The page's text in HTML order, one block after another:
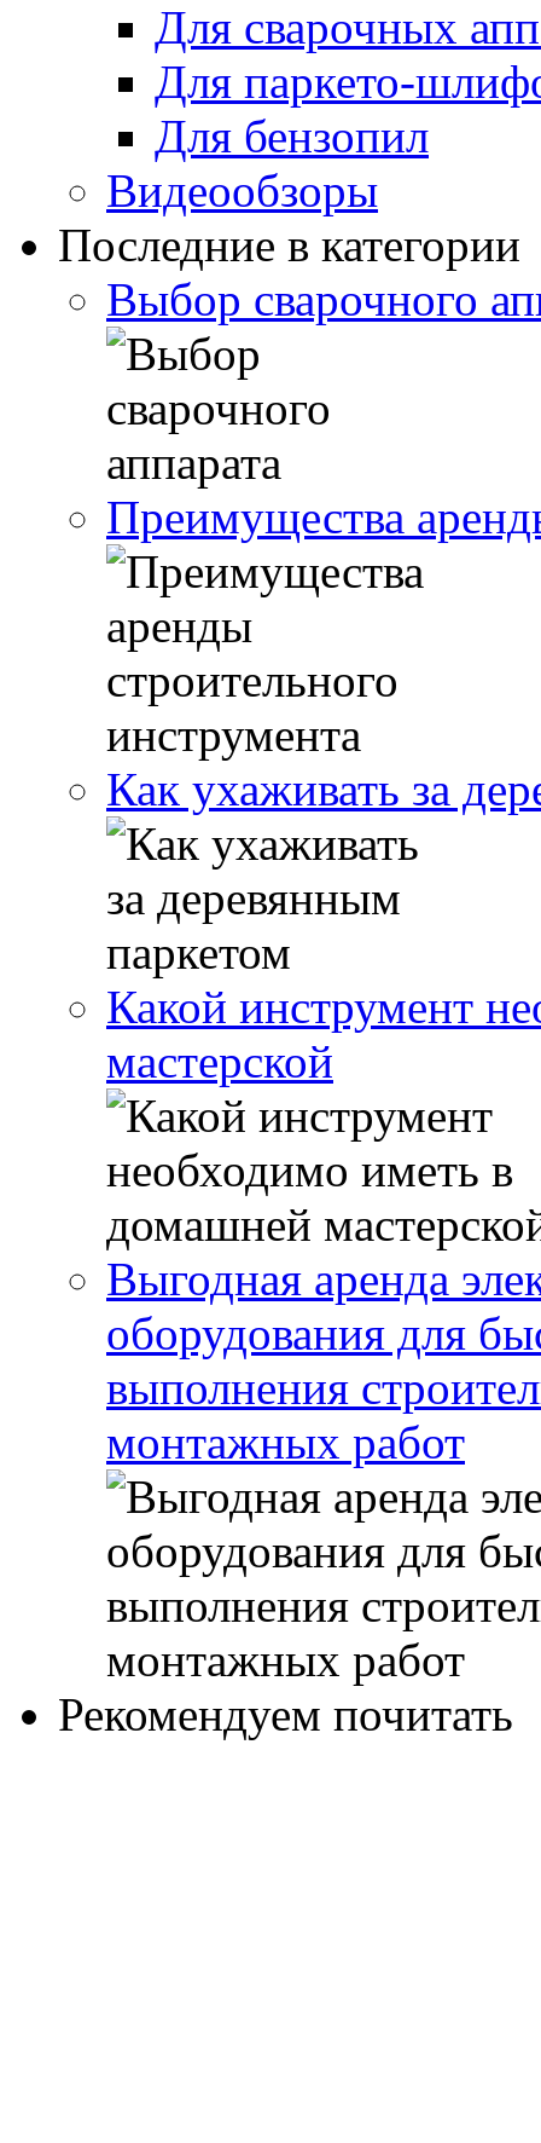
Для сварочных
Для паркето-
Для бензопил
Видеообзоры
Последние в категории
Выбор сварочного
Преимущества
Как ухаживать за
Какой инструмент
мастерской
Выгодная аренда
оборудования для
выполнения
монтажных работ
Рекомендуем почитать